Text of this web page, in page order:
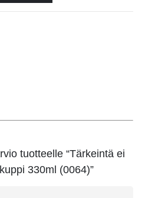
tuotteelle “Tärkeintä ei
330ml (0064)”